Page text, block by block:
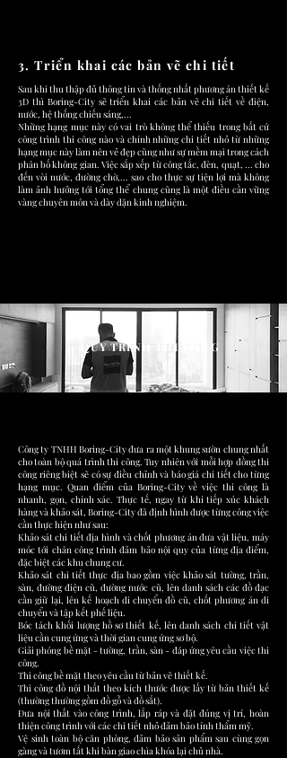
3. Triển khai các bản vẽ chi tiết
Sau khi thu thập đủ thông tin và thống nhất phương án thiết kế
3D thì Boring-City sẽ triển khai các bản vẽ chi tiết về điện,
nước, hệ thống chiếu sáng,...
Những hạng mục này có vai trò không thể thiếu trong bất cứ
công trình thi công nào và chính những chi tiết nhỏ từ những
hạng mục này làm nên vẻ đẹp cũng như sự mềm mại trong cách
phân bố không gian. Việc sắp xếp từ công tắc, đèn, quạt, ... cho
đến vòi nước, đường chờ,... sao cho thực sự tiện lợi mà không
làm ảnh hưởng tới tổng thể chung cũng là một điều cần vững
vàng chuyên môn và dày dặn kinh nghiệm.
QUY TRÌNH THI CÔNG
Công ty TNHH Boring-City đưa ra một khung sườn chung nhất
cho toàn bộ quá trình thi công. Tuy nhiên với mỗi hợp đồng thi
công riêng biệt sẽ có sự điều chỉnh và báo giá chi tiết cho từng
hạng mục. Quan điểm của Boring-City về việc thi công là
nhanh, gọn, chính xác. Thực tế, ngay từ khi tiếp xúc khách
hàng và khảo sát, Boring-City đã định hình được từng công việc
cần thực hiện như sau:
Khảo sát chi tiết địa hình và chốt phương án đưa vật liệu, máy
móc tới chân công trình đảm bảo nội quy của từng địa điểm,
đặc biệt các khu chung cư.
Khảo sát chi tiết thực địa bao gồm việc khảo sát tường, trần,
sàn, đường điện cũ, đường nước cũ, lên danh sách các đồ đạc
cần giữ lại, lên kế hoạch di chuyển đồ cũ, chốt phương án di
chuyển và tập kết phế liệu.
Bóc tách khối lượng hồ sơ thiết kế, lên danh sách chi tiết vật
liệu cần cung ứng và thời gian cung ứng sơ bộ.
Giải phóng bề mặt - tường, trần, sàn - đáp ứng yêu cầu việc thi
công.
Thi công bề mặt theo yêu cầu từ bản vẽ thiết kế.
Thi công đồ nội thất theo kích thước được lấy từ bản thiết kế
(thường thường gồm đồ gỗ và đồ sắt).
Đưa nội thất vào công trình, lắp ráp và đặt đúng vị trí, hoàn
thiện công trình với các chi tiết nhỏ đảm bảo tính thẩm mỹ.
Vệ sinh toàn bộ căn phòng, đảm bảo sản phẩm sau cùng gọn
gàng và tươm tất khi bàn giao chìa khóa lại chủ nhà.